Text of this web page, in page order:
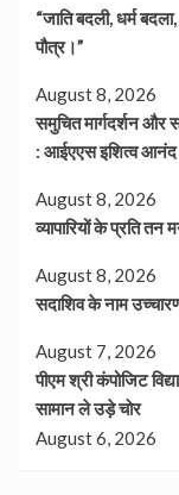
“जाति बदली, धर्म
पौत्र।”
August 8, 2026
समुचित मार्गदर्शन और
: आईएएस इशित्व आनंद
August 8, 2026
व्यापारियों के प्रति
August 8, 2026
सदाशिव के नाम
August 7, 2026
पीएम श्री कंपोजिट
सामान ले उड़े चोर
August 6, 2026